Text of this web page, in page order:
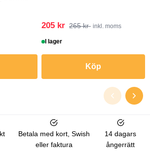
205 kr 265 kr inkl. moms
I lager
Köp
Betala med kort, Swish
eller faktura
14 dagars
ångerrätt